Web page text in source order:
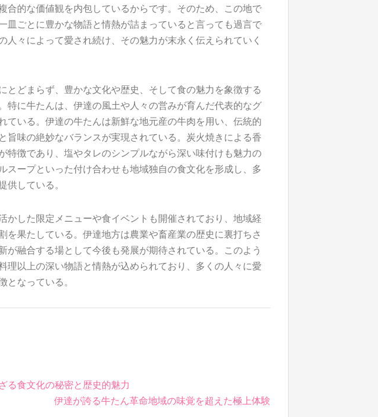
合的な価値観を内包しているからです。そのため、この地で
皿ごとに豊かな物語と情熱が詰まっていると言っても過言で
人々によって愛され続け、その魅力が末永く伝えられていく
とどまらず、豊かな文化や歴史、そして食の魅力を象徴する
特に牛たんは、伊達の風土や人々の営みが育んだ代表的なグ
ている。伊達の牛たんは新鮮な地元産の牛肉を用い、伝統的
旨味の絶妙なバランスが実現されている。炭火焼きによる香
特徴であり、塩やタレのシンプルながら深い味付けも魅力の
スープといった付け合わせも地域独自の食文化を形成し、多
供している。
かした限定メニューや食イベントも開催されており、地域経
を果たしている。伊達地方は農業や畜産業の歴史に裏打ちさ
が融合する場として今後も発展が期待されている。このよう
理以上の深い物語と情熱が込められており、多くの人々に愛
となっている。
る食文化の秘密と歴史的魅力
伊達が誇る牛たん革命地域の味覚を超えた極上体験